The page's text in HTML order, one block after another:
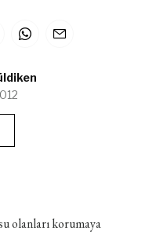
olanları korumaya